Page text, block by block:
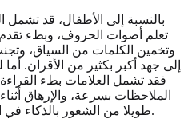
بالنسبة إلى الأطفال، قد تشمل
تعلم أصوات الحروف، وبطء تقدم
وتخمين الكلمات من السياق،
إلى جهد أكبر بكثير من الأقران. أما
فقد تشمل العلامات بطء
الملاحظات بسرعة، والإرهاق أثناء
طويلا من الشعور بالذكاء في النقاش لكن بالضعف على الورق.